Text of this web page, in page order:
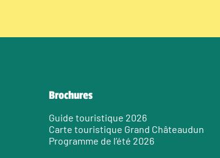
Brochures
Guide touristique 2026
Carte touristique Grand Châteaudun
Programme de l’été 2026